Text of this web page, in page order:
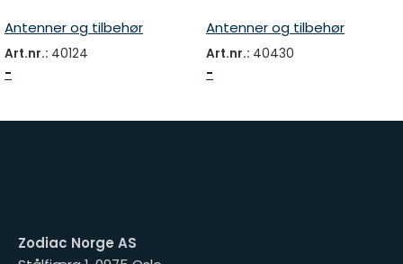
Antenner og tilbehør
Art.nr.: 40124
-
Antenner og tilbehør
Art.nr.: 40430
-
Zodiac Norge AS